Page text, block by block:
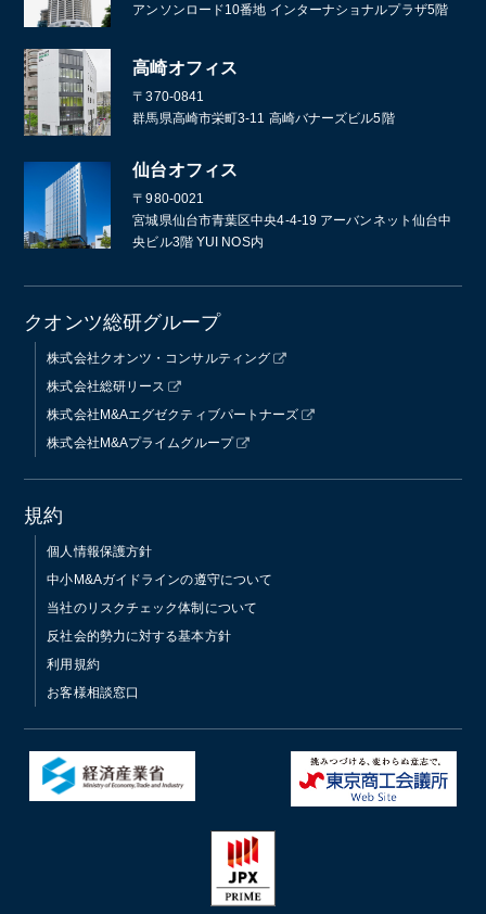
アンソンロード10番地 インターナショナルプラザ5階
高崎オフィス
〒370-0841
群馬県高崎市栄町3-11 高崎バナーズビル5階
仙台オフィス
〒980-0021
宮城県仙台市青葉区中央4-4-19 アーバンネット仙台中
央ビル3階 YUI NOS内
クオンツ総研グループ
株式会社クオンツ・コンサルティング
株式会社総研リース
株式会社M&Aエグゼクティブパートナーズ
株式会社M&Aプライムグループ
規約
個人情報保護方針
中小M&Aガイドラインの遵守について
当社のリスクチェック体制について
反社会的勢力に対する基本方針
利用規約
お客様相談窓口